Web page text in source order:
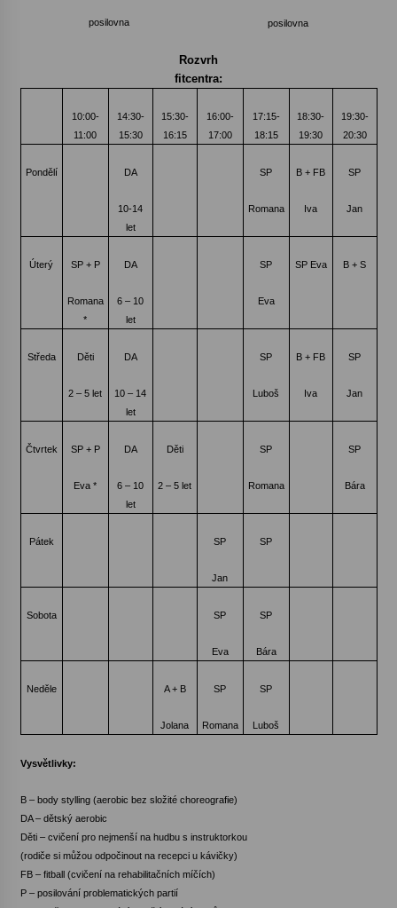
posilovna posilovna
Rozvrh
fitcentra:
10:00-
11:00
14:30-
15:30
15:30-
16:15
16:00-
17:00
17:15-
18:15
18:30-
19:30
19:30-
20:30
Pondělí DA
10-14
let
SP
Romana
B + FB
Iva
SP
Jan
Úterý SP + P
Romana
*
DA
6 – 10
let
SP
Eva
SP Eva B + S
Středa Děti
2 – 5 let
DA
10 – 14
let
SP
Luboš
B + FB
Iva
SP
Jan
Čtvrtek SP + P
Eva *
DA
6 – 10
let
Děti
2 – 5 let
SP
Romana
SP
Bára
Pátek SP
Jan
SP
Sobota SP
Eva
SP
Bára
Neděle A + B
Jolana
SP
Romana
SP
Luboš
Vysvětlivky:
B – body stylling (aerobic bez složité choreografie)
DA – dětský aerobic
Děti – cvičení pro nejmenší na hudbu s instruktorkou
(rodiče si můžou odpočinout na recepci u kávičky)
FB – fitball (cvičení na rehabilitačních míčích)
P – posilování problematických partií